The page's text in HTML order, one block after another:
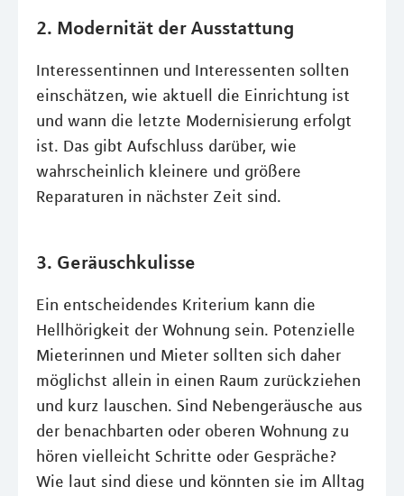
2. Modernität der Ausstattung
Interessentinnen und Interessenten sollten
einschätzen, wie aktuell die Einrichtung ist
und wann die letzte Modernisierung erfolgt
ist. Das gibt Aufschluss darüber, wie
wahrscheinlich kleinere und größere
Reparaturen in nächster Zeit sind.
3. Geräuschkulisse
Ein entscheidendes Kriterium kann die
Hellhörigkeit der Wohnung sein. Potenzielle
Mieterinnen und Mieter sollten sich daher
möglichst allein in einen Raum zurückziehen
und kurz lauschen. Sind Nebengeräusche aus
der benachbarten oder oberen Wohnung zu
hören vielleicht Schritte oder Gespräche?
Wie laut sind diese und könnten sie im Alltag